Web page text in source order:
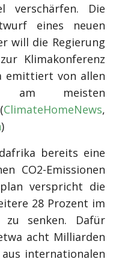
Die
eines neuen
will die Regierung
Klimakonferenz
emittiert von allen
am meisten
ClimateHomeNews,
)
bereits eine
CO2-Emissionen
verspricht die
28 Prozent im
zu senken. Dafür
acht Milliarden
aus internationalen